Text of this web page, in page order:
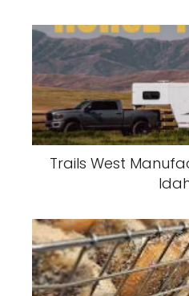
Trails West